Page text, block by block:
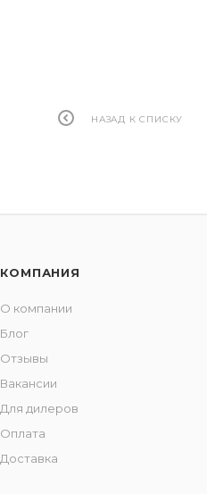
НАЗАД К СПИСКУ
КОМПАНИЯ
О компании
Блог
Отзывы
Вакансии
Для дилеров
Оплата
Доставка